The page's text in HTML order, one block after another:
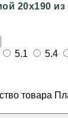
20х190
5.1 5.4
товара